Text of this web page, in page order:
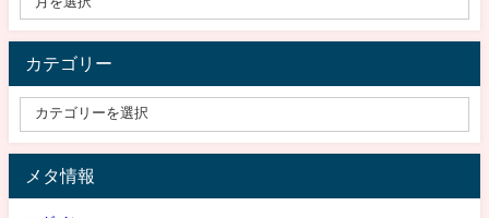
カテゴリー
メタ情報